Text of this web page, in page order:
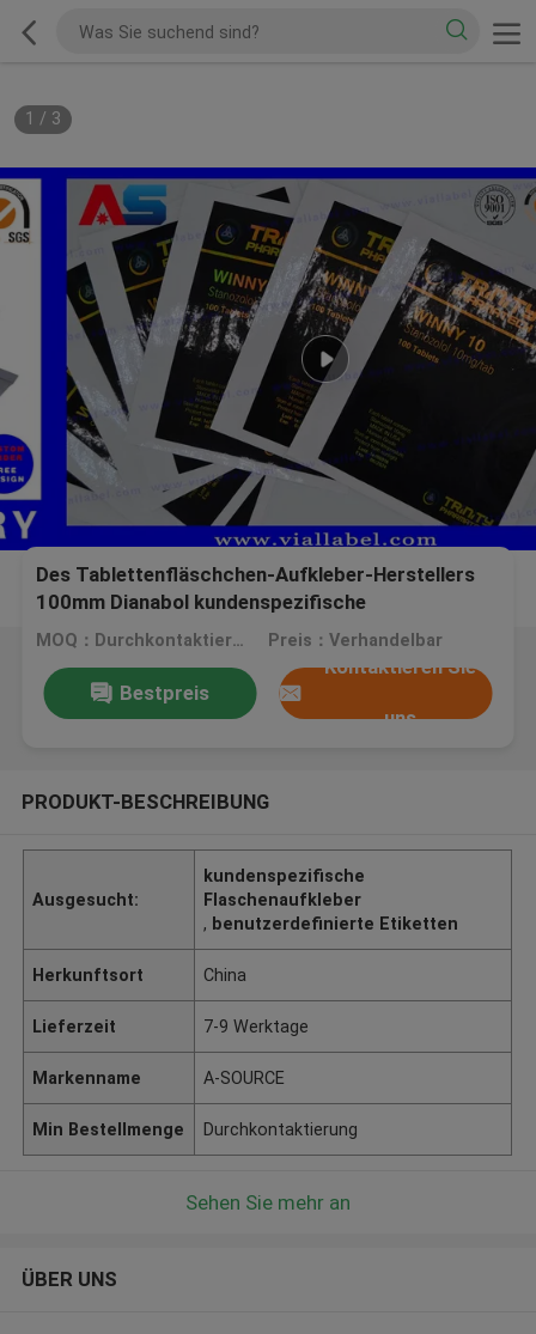
1 / 3
Des Tablettenfläschchen-Aufkleber-Herstellers
100mm Dianabol kundenspezifische
mündlichbreite und 32mm Heigth gefälschtes
MOQ：Durchkontaktierung Preis：Verhandelbar
Bestpreis
Kontaktieren Sie
uns
PRODUKT-BESCHREIBUNG
Ausgesucht:
kundenspezifische
Flaschenaufkleber
, benutzerdefinierte Etiketten
Herkunftsort China
Lieferzeit 7-9 Werktage
Markenname A-SOURCE
Min Bestellmenge Durchkontaktierung
Sehen Sie mehr an
ÜBER UNS